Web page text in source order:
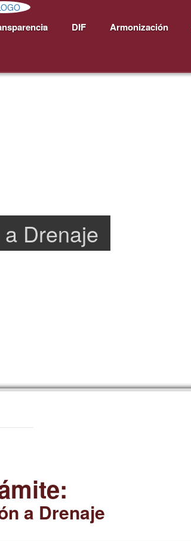
DIF Armonización
Drenaje
a Drenaje